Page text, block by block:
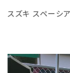
お問い合わせ
スズキ スペーシ